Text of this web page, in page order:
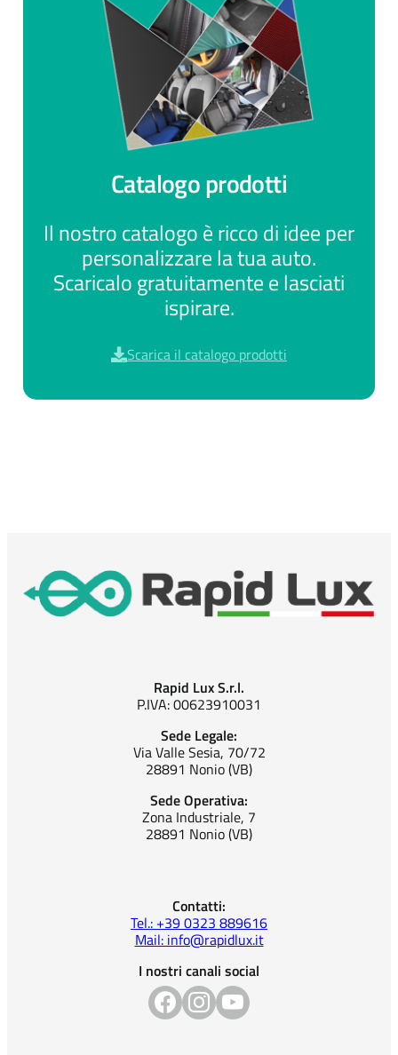
Catalogo prodotti
Il nostro catalogo è ricco di idee per
personalizzare la tua auto.
Scaricalo gratuitamente e lasciati
ispirare.
Scarica il catalogo prodotti
Rapid Lux S.r.l.
P.IVA: 00623910031
Sede Legale:
Via Valle Sesia, 70/72
28891 Nonio (VB)
Sede Operativa:
Zona Industriale, 7
28891 Nonio (VB)
Contatti:
Tel.: +39 0323 889616
Mail: info@rapidlux.it
I nostri canali social